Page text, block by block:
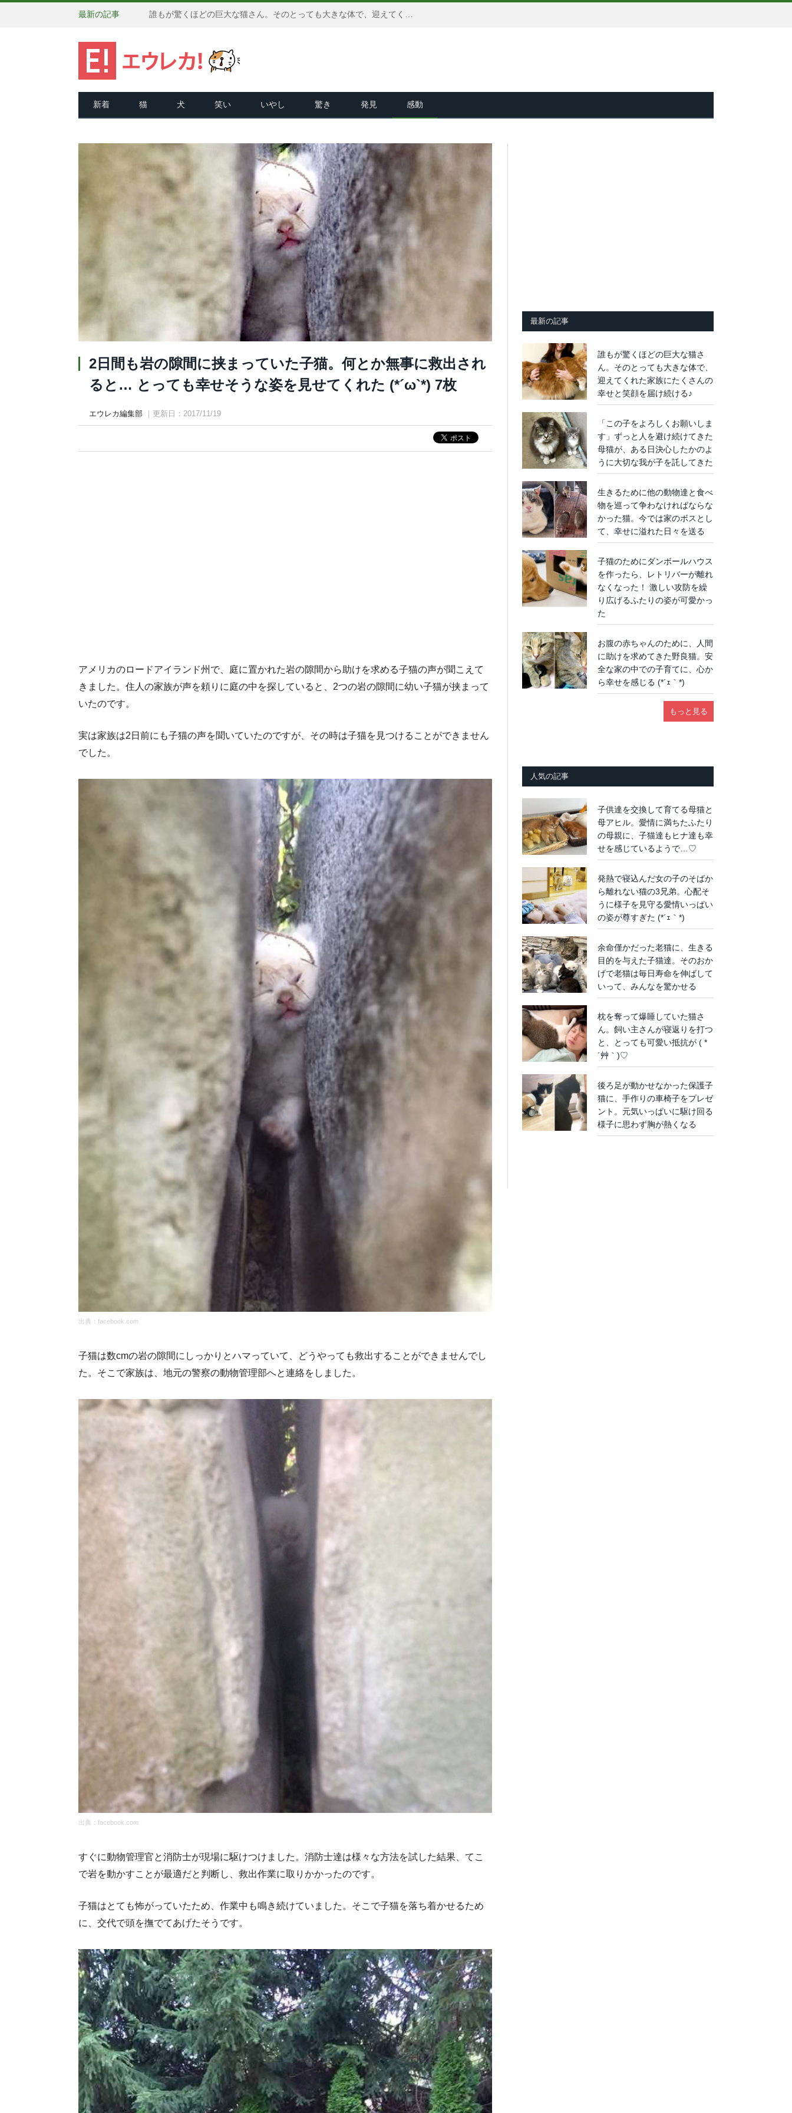
最新の記事 誰もが驚くほどの巨大な猫さん。そのとっても大きな体で、迎えてくれた家族にたくさんの幸せと笑顔を届け続ける♪
新着 猫 犬 笑い いやし 驚き 発見 感動
2日間も岩の隙間に挟まっていた子猫。何とか無事に救出され
ると… とっても幸せそうな姿を見せてくれた (*´ω`*) 7枚
エウレカ編集部 ｜更新日：2017/11/19
アメリカのロードアイランド州で、庭に置かれた岩の隙間から助けを求める子猫の声が聞こえて
きました。住人の家族が声を頼りに庭の中を探していると、2つの岩の隙間に幼い子猫が挟まって
いたのです。
実は家族は2日前にも子猫の声を聞いていたのですが、その時は子猫を見つけることができません
でした。
出典： facebook.com
子猫は数cmの岩の隙間にしっかりとハマっていて、どうやっても救出することができませんでし
た。そこで家族は、地元の警察の動物管理部へと連絡をしました。
出典： facebook.com
すぐに動物管理官と消防士が現場に駆けつけました。消防士達は様々な方法を試した結果、てこ
で岩を動かすことが最適だと判断し、救出作業に取りかかったのです。
子猫はとても怖がっていたため、作業中も鳴き続けていました。そこで子猫を落ち着かせるため
に、交代で頭を撫でてあげたそうです。
最新の記事
誰もが驚くほどの巨大な猫さ
ん。そのとっても大きな体で、
迎えてくれた家族にたくさんの
幸せと笑顔を届け続ける♪
「この子をよろしくお願いしま
す」ずっと人を避け続けてきた
母猫が、ある日決心したかのよ
うに大切な我が子を託してきた
生きるために他の動物達と食べ
物を巡って争わなければならな
かった猫。今では家のボスとし
て、幸せに溢れた日々を送る
子猫のためにダンボールハウス
を作ったら、レトリバーが離れ
なくなった！ 激しい攻防を繰
り広げるふたりの姿が可愛かっ
た
お腹の赤ちゃんのために、人間
に助けを求めてきた野良猫。安
全な家の中での子育てに、心か
ら幸せを感じる (*´ｪ｀*)
もっと見る
人気の記事
子供達を交換して育てる母猫と
母アヒル。愛情に満ちたふたり
の母親に、子猫達もヒナ達も幸
せを感じているようで…♡
発熱で寝込んだ女の子のそばか
ら離れない猫の3兄弟。心配そ
うに様子を見守る愛情いっぱい
の姿が尊すぎた (*´ｪ｀*)
余命僅かだった老猫に、生きる
目的を与えた子猫達。そのおか
げで老猫は毎日寿命を伸ばして
いって、みんなを驚かせる
枕を奪って爆睡していた猫さ
ん。飼い主さんが寝返りを打つ
と、とっても可愛い抵抗が ( *
´艸｀)♡
後ろ足が動かせなかった保護子
猫に、手作りの車椅子をプレゼ
ント。元気いっぱいに駆け回る
様子に思わず胸が熱くなる